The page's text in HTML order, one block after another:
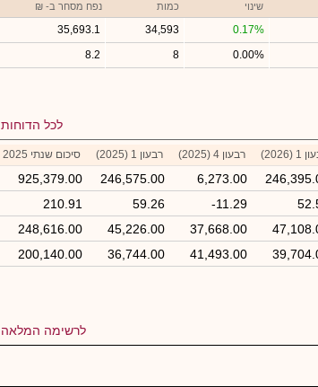
שינוי כמות נפח מסחר ב- ₪
0.17%
34,593
35,693.1
0.00%
8
8.2
לכל הדוחות
(2026) רבעון 4 (2025) רבעון 1 (2025) סיכום שנתי 2025
6,273.00
246,575.00
925,379.00
-11.29
59.26
210.91
37,668.00
45,226.00
248,616.00
41,493.00
36,744.00
200,140.00
לרשימה המלאה